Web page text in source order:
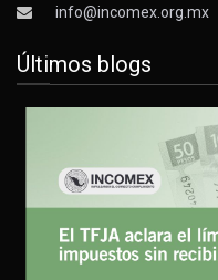
info@incomex.org.mx
Últimos blogs